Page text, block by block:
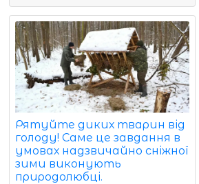
Рятуйте диких тварин від
голоду! Саме це завдання в
умовах надзвичайно сніжної
зими виконують
природолюбці.